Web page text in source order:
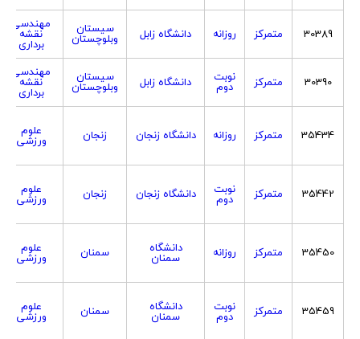
30389 متمرکز روزانه دانشگاه زابل سیستان
وبلوچستان
مهندسی
نقشه
برداری
30390 متمرکز نوبت
دوم دانشگاه زابل سیستان
وبلوچستان
مهندسی
نقشه
برداری
35434 متمرکز روزانه دانشگاه زنجان زنجان علوم
ورزشی
35442 متمرکز نوبت
دوم دانشگاه زنجان زنجان علوم
ورزشی
35450 متمرکز روزانه دانشگاه
سمنان سمنان علوم
ورزشی
35459 متمرکز نوبت
دوم
دانشگاه
سمنان سمنان علوم
ورزشی